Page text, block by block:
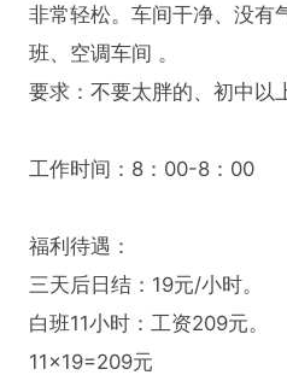
非常轻松。车间干净、没有
班、空调车间 。
要求：不要太胖的、初中以
工作时间：8：00-8：00
福利待遇：
三天后日结：19元/小时。
白班11小时：工资209元。
11×19=209元